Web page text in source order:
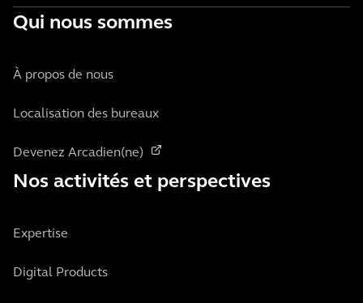
Qui nous sommes
À propos de nous
Localisation des bureaux
Devenez Arcadien(ne)
Nos activités et perspectives
Expertise
Digital Products